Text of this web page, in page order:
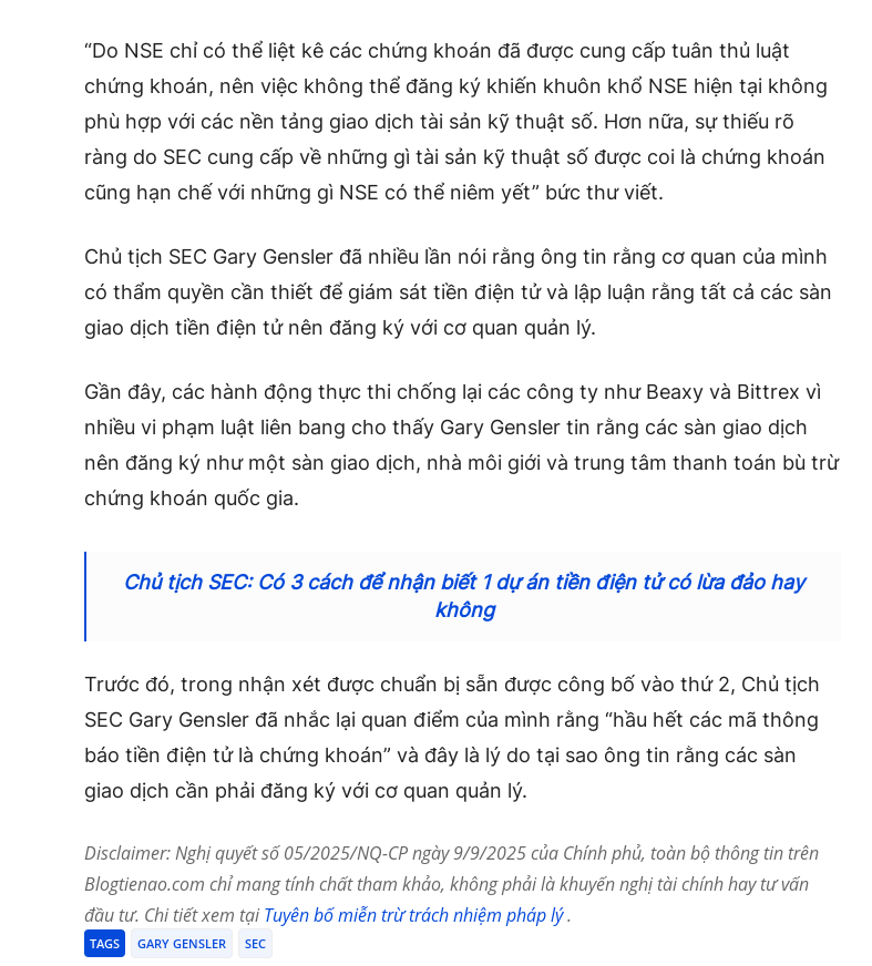
“Do NSE chỉ có thể liệt kê các chứng khoán đã được cung cấp tuân thủ luật
chứng khoán, nên việc không thể đăng ký khiến khuôn khổ NSE hiện tại không
phù hợp với các nền tảng giao dịch tài sản kỹ thuật số. Hơn nữa, sự thiếu rõ
ràng do SEC cung cấp về những gì tài sản kỹ thuật số được coi là chứng khoán
cũng hạn chế với những gì NSE có thể niêm yết” bức thư viết.
Chủ tịch SEC Gary Gensler đã nhiều lần nói rằng ông tin rằng cơ quan của mình
có thẩm quyền cần thiết để giám sát tiền điện tử và lập luận rằng tất cả các sàn
giao dịch tiền điện tử nên đăng ký với cơ quan quản lý.
Gần đây, các hành động thực thi chống lại các công ty như Beaxy và Bittrex vì
nhiều vi phạm luật liên bang cho thấy Gary Gensler tin rằng các sàn giao dịch
nên đăng ký như một sàn giao dịch, nhà môi giới và trung tâm thanh toán bù trừ
chứng khoán quốc gia.
Chủ tịch SEC: Có 3 cách để nhận biết 1 dự án tiền điện tử có lừa đảo hay
không
Trước đó, trong nhận xét được chuẩn bị sẵn được công bố vào thứ 2, Chủ tịch
SEC Gary Gensler đã nhắc lại quan điểm của mình rằng “hầu hết các mã thông
báo tiền điện tử là chứng khoán” và đây là lý do tại sao ông tin rằng các sàn
giao dịch cần phải đăng ký với cơ quan quản lý.
Disclaimer: Nghị quyết số 05/2025/NQ-CP ngày 9/9/2025 của Chính phủ, toàn bộ thông tin trên
Blogtienao.com chỉ mang tính chất tham khảo, không phải là khuyến nghị tài chính hay tư vấn
đầu tư. Chi tiết xem tạiTuyên bố miễn trừ trách nhiệm pháp lý.
TAGS GARY GENSLER SEC